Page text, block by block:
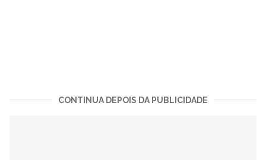
CONTINUA DEPOIS DA PUBLICIDADE